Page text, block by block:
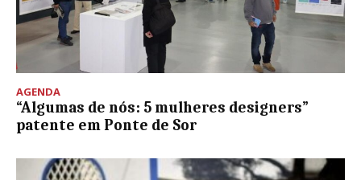
AGENDA
“Algumas de nós: 5 mulheres designers”
patente em Ponte de Sor